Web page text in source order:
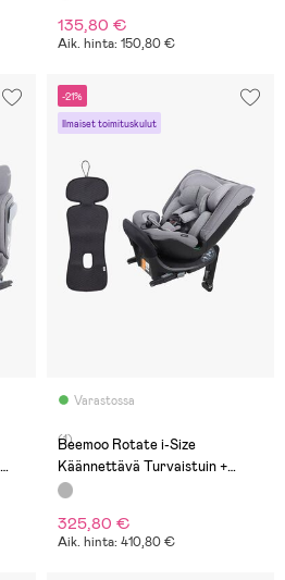
135,80 €
Aik. hinta: 150,80 €
-21%
Ilmaiset toimituskulut
Varastossa
(1)
Beemoo Rotate i-Size
Käännettävä Turvaistuin +
Hengittävä Istuinpehmuste,
325,80 €
Aik. hinta: 410,80 €